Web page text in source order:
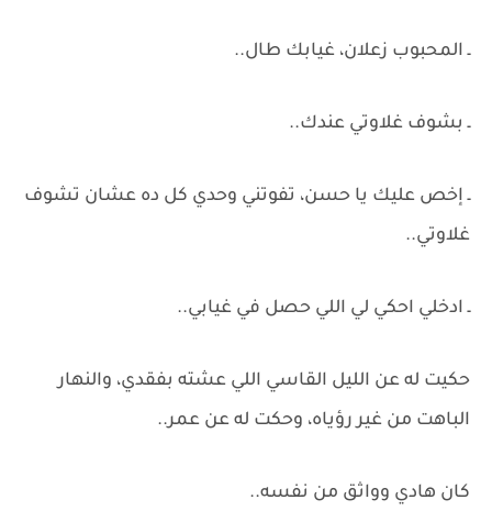
ـ المحبوب زعلان، غيابك طال..
ـ بشوف غلاوتي عندك..
ـ إخص عليك يا حسن، تفوتني وحدي كل ده عشان تشوف
غلاوتي..
ـ ادخلي احكي لي اللي حصل في غيابي..
حكيت له عن الليل القاسي اللي عشته بفقدي، والنهار
الباهت من غير رؤياه، وحكت له عن عمر..
كان هادي وواثق من نفسه..